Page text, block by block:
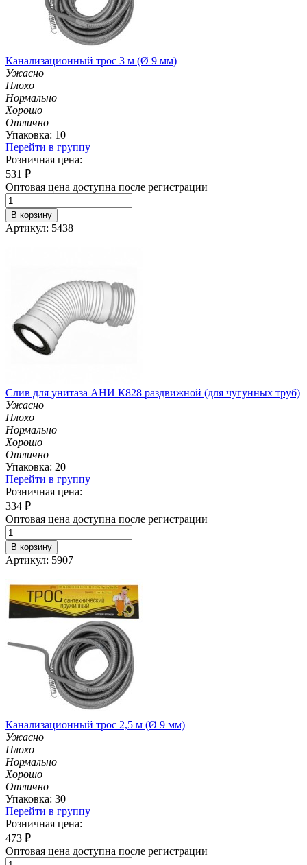
Канализационный трос 3 м (Ø 9 мм)
Ужасно
Плохо
Нормально
Хорошо
Отлично
Упаковка: 10
Перейти в группу
Розничная цена:
531 ₽
Оптовая цена доступна после регистрации
В корзину
Артикул: 5438
Слив для унитаза АНИ К828 раздвижной (для чугунных труб)
Ужасно
Плохо
Нормально
Хорошо
Отлично
Упаковка: 20
Перейти в группу
Розничная цена:
334 ₽
Оптовая цена доступна после регистрации
В корзину
Артикул: 5907
Канализационный трос 2,5 м (Ø 9 мм)
Ужасно
Плохо
Нормально
Хорошо
Отлично
Упаковка: 30
Перейти в группу
Розничная цена:
473 ₽
Оптовая цена доступна после регистрации